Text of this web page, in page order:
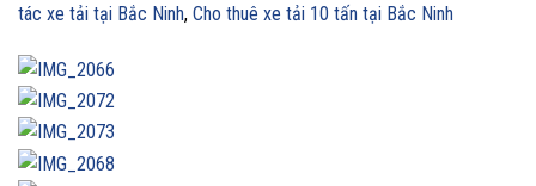
tác xe tải tại Bắc Ninh, Cho thuê xe tải 10 tấn tại Bắc Ninh